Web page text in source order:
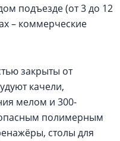
подъезде (от 3 до 12
– коммерческие
закрыты от
качели,
мелом и 300-
полимерным
столы для